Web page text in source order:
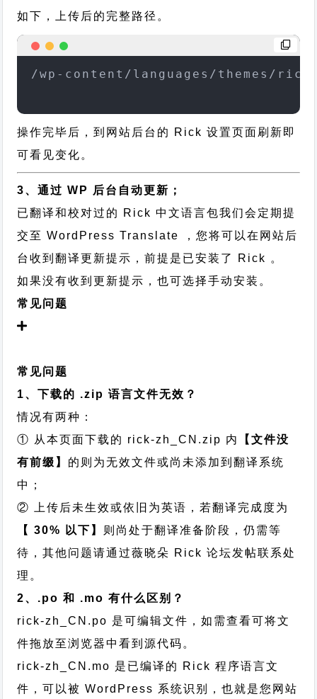
如下，上传后的完整路径。
/wp-content/languages/themes/rick-
操作完毕后，到网站后台的 Rick 设置页面刷新即
可看见变化。
3、通过 WP 后台自动更新；
已翻译和校对过的 Rick 中文语言包我们会定期提
交至 WordPress Translate ，您将可以在网站后
台收到翻译更新提示，前提是已安装了 Rick 。
如果没有收到更新提示，也可选择手动安装。
常见问题
常见问题
1、下载的 .zip 语言文件无效？
情况有两种：
① 从本页面下载的 rick-zh_CN.zip 内
【文件没
有前缀】 的则为无效文件或尚未添加到翻译系统
中；
② 上传后未生效或依旧为英语，若翻译完成度为
【 30% 以下】 则尚处于翻译准备阶段，仍需等
待，其他问题请通过薇晓朵 Rick 论坛发帖联系处
理。
2、.po 和 .mo 有什么区别？
rick-zh_CN.po 是可编辑文件，如需查看可将文
件拖放至浏览器中看到源代码。
rick-zh_CN.mo 是已编译的 Rick 程序语言文
件，可以被 WordPress 系统识别，也就是您网站